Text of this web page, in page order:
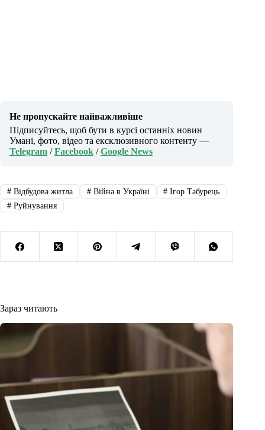
Не пропускайте найважливіше
Підписуйтесь, щоб бути в курсі останніх новин
Умані, фото, відео та ексклюзивного контенту —
Telegram /Facebook /Google News
#Відбудова житла #Війна в Україні # Ігор Табурець
#Руйнування
Зараз читають